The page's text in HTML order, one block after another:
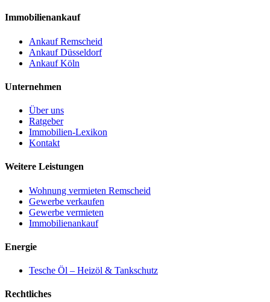
Immobilienankauf
Ankauf Remscheid
Ankauf Düsseldorf
Ankauf Köln
Unternehmen
Über uns
Ratgeber
Immobilien-Lexikon
Kontakt
Weitere Leistungen
Wohnung vermieten Remscheid
Gewerbe verkaufen
Gewerbe vermieten
Immobilienankauf
Energie
Tesche Öl – Heizöl & Tankschutz
Rechtliches